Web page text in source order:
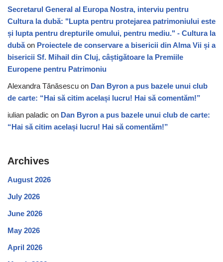
Secretarul General al Europa Nostra, interviu pentru
Cultura la dubă: "Lupta pentru protejarea patrimoniului este
și lupta pentru drepturile omului, pentru mediu." - Cultura la
dubăon Proiectele de conservare a bisericii din Alma Vii și a
bisericii Sf. Mihail din Cluj, câștigătoare la Premiile
Europene pentru Patrimoniu
Alexandra Tănăsescu on Dan Byron a pus bazele unui club
de carte: “Hai să citim același lucru! Hai să comentăm!”
iulian paladic on Dan Byron a pus bazele unui club de carte:
“Hai să citim același lucru! Hai să comentăm!”
Archives
August 2026
July 2026
June 2026
May 2026
April 2026